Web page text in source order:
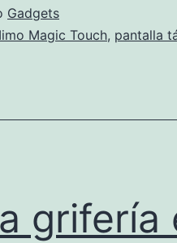
Gadgets
Magic Touch, pantalla
grifería